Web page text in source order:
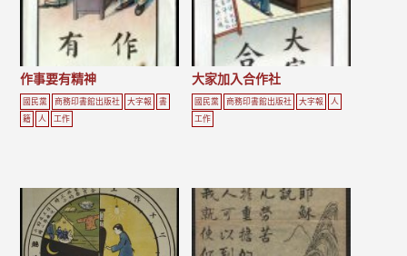
作事要有精神
國民黨 商務印書館出版社 大字報
書
籍
人 工作
大家加入合作社
國民黨 商務印書館出版社 大字報
人
工作